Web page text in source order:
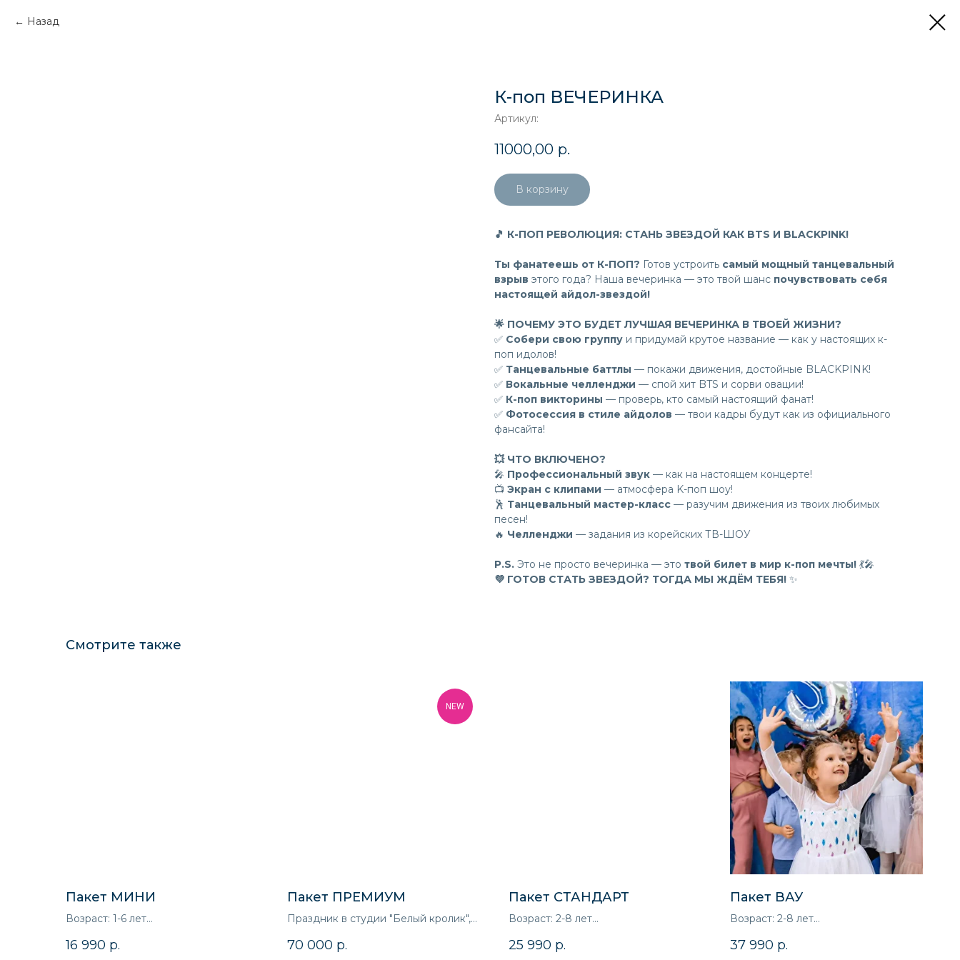
Назад
К-поп ВЕЧЕРИНКА
Артикул:
11000,00 р.
В корзину
🎵 К-ПОП РЕВОЛЮЦИЯ: СТАНЬ ЗВЕЗДОЙ КАК BTS И BLACKPINK!
Ты фанатеешь от К-ПОП? Готов устроить самый мощный танцевальный
взрыв этого года? Наша вечеринка — это твой шанс почувствовать себя
настоящей айдол-звездой!
🌟 ПОЧЕМУ ЭТО БУДЕТ ЛУЧШАЯ ВЕЧЕРИНКА В ТВОЕЙ ЖИЗНИ?
✅ Собери свою группу и придумай крутое название — как у настоящих к-
поп идолов!
✅ Танцевальные баттлы — покажи движения, достойные BLACKPINK!
✅ Вокальные челленджи — спой хит BTS и сорви овации!
✅ К-поп викторины — проверь, кто самый настоящий фанат!
✅ Фотосессия в стиле айдолов — твои кадры будут как из официального
фансайта!
💥 ЧТО ВКЛЮЧЕНО?
🎤 Профессиональный звук — как на настоящем концерте!
📺 Экран с клипами — атмосфера K-поп шоу!
🕺 Танцевальный мастер-класс — разучим движения из твоих любимых
песен!
🔥 Челленджи — задания из корейских ТВ-ШОУ
P.S. Это не просто вечеринка — это твой билет в мир к-поп мечты! 💃🎤
💜 ГОТОВ СТАТЬ ЗВЕЗДОЙ? ТОГДА МЫ ЖДЁМ ТЕБЯ! ✨
Смотрите также
Пакет МИНИ
Возраст: 1-6 лет
Для кого: для девочек и мальчиков
16 990 р.
NEW
Пакет ПРЕМИУМ
Праздник в студии "Белый кролик",
Возраст: 2-7 лет
70 000 р.
Пакет СТАНДАРТ
Возраст: 2-8 лет
Для кого: для девочек и мальчиков
25 990 р.
Пакет ВАУ
Возраст: 2-8 лет
Для кого: для девочек и мальчиков
37 990 р.